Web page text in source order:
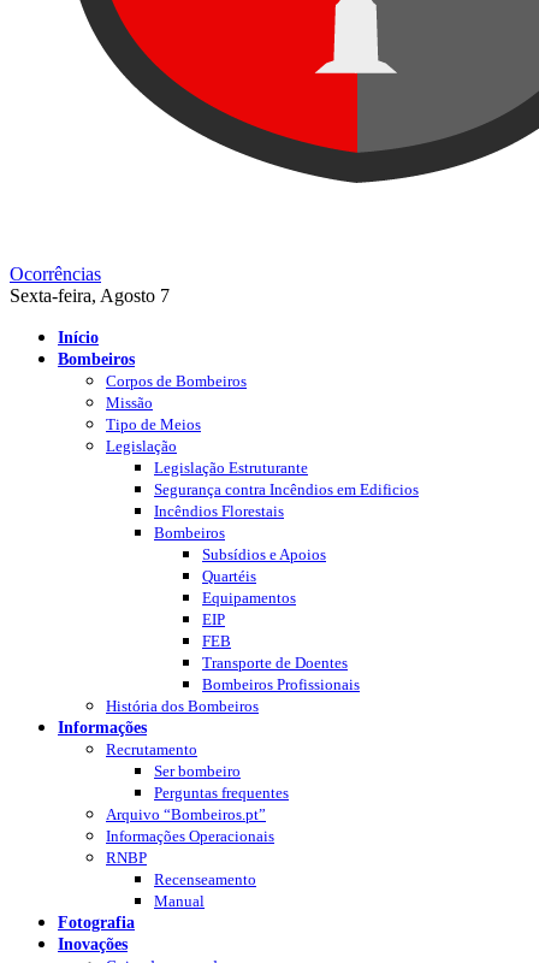
Ocorrências
Sexta-feira, Agosto 7
Início
Bombeiros
Corpos de Bombeiros
Missão
Tipo de Meios
Legislação
Legislação Estruturante
Segurança contra Incêndios em Edificios
Incêndios Florestais
Bombeiros
Subsídios e Apoios
Quartéis
Equipamentos
EIP
FEB
Transporte de Doentes
Bombeiros Profissionais
História dos Bombeiros
Informações
Recrutamento
Ser bombeiro
Perguntas frequentes
Arquivo “Bombeiros.pt”
Informações Operacionais
RNBP
Recenseamento
Manual
Fotografia
Inovações